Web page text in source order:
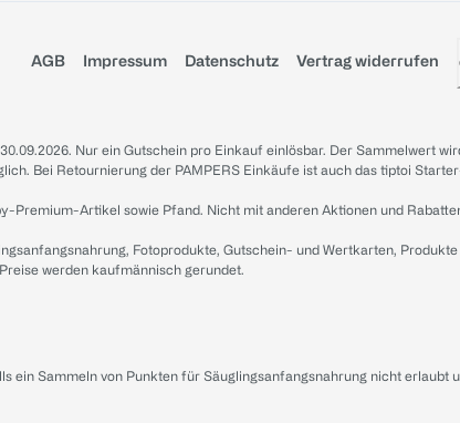
AGB Impressum Datenschutz Vertrag widerrufen
Nur ein Gutschein pro Einkauf einlösbar. Der Sammelwert
Bei Retournierung der PAMPERS Einkäufe ist auch das tiptoi
Premium-Artikel sowie Pfand. Nicht mit anderen Aktionen und
Fotoprodukte, Gutschein- und Wertkarten,
werden kaufmännisch gerundet.
ein Sammeln von Punkten für Säuglingsanfangsnahrung nicht erlaubt